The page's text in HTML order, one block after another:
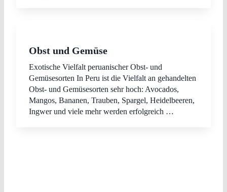
Obst und Gemüse
Exotische Vielfalt peruanischer Obst- und
Gemüsesorten In Peru ist die Vielfalt an gehandelten
Obst- und Gemüsesorten sehr hoch: Avocados,
Mangos, Bananen, Trauben, Spargel, Heidelbeeren,
Ingwer und viele mehr werden erfolgreich …